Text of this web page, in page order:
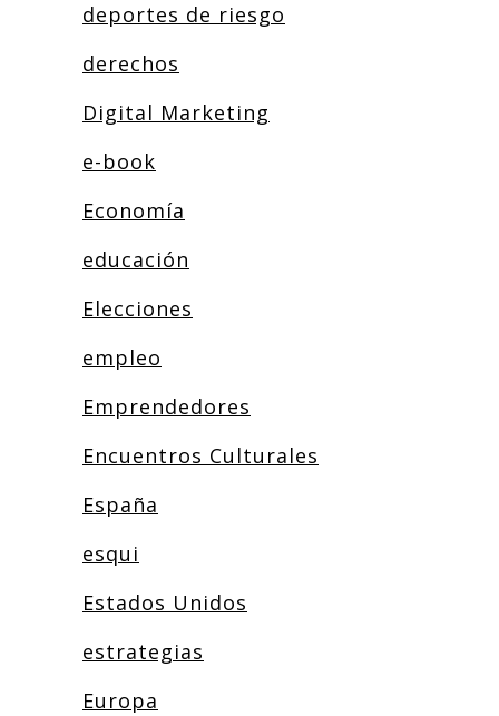
deportes de riesgo
derechos
Digital Marketing
e-book
Economía
educación
Elecciones
empleo
Emprendedores
Encuentros Culturales
España
esqui
Estados Unidos
estrategias
Europa